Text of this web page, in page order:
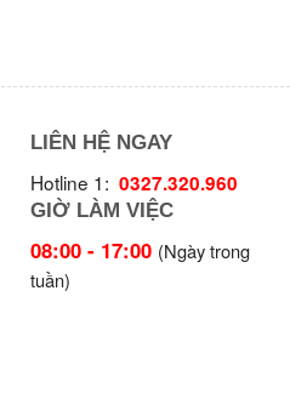
LIÊN HỆ NGAY
Hotline 1: 0327.320.960
GIỜ LÀM VIỆC
08:00 - 17:00 (Ngày trong
tuần)